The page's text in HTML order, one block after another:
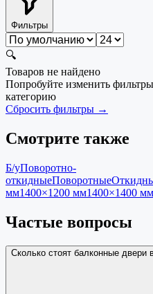
Фильтры
🔍
Товаров не найдено
Попробуйте изменить
категорию
Сбросить фильтры →
Смотрите также
Б/уПоворотно-
откидныеПоворотные
мм1400×1200 мм1400×1400 мм
Частые вопросы
Сколько стоят балконные двери